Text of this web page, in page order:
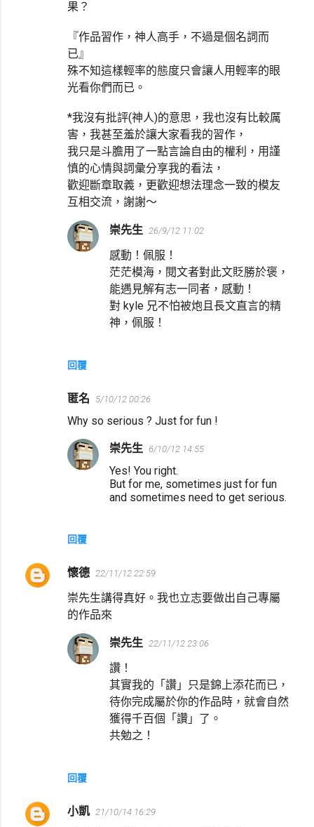
果？
『作品習作，神人高手，不過是個名詞而
已』
殊不知這樣輕率的態度只會讓人用輕率的眼
光看你們而已。
*我沒有批評(神人)的意思，我也沒有比較厲
害，我甚至羞於讓大家看我的習作，
我只是斗膽用了一點言論自由的權利，用謹
慎的心情與詞彙分享我的看法，
歡迎斷章取義，更歡迎想法理念一致的模友
互相交流，謝謝～
回覆
崇先生 26/9/12 11:02
感動！佩服！
茫茫模海，閱文者對此文貶勝於褒，
能遇見解有志一同者，感動！
對 kyle 兄不怕被炮且長文直言的精
神，佩服！
匿名 5/10/12 00:26
Why so serious ? Just for fun !
回覆
崇先生 6/10/12 14:55
Yes! You right.
But for me, sometimes just for fun
and sometimes need to get serious.
懷德 22/11/12 22:59
崇先生講得真好。我也立志要做出自己專屬
的作品來
回覆
崇先生 22/11/12 23:06
讚！
其實我的「讚」只是錦上添花而已，
待你完成屬於你的作品時，就會自然
獲得千百個「讚」了。
共勉之！
小凱 21/10/14 16:29